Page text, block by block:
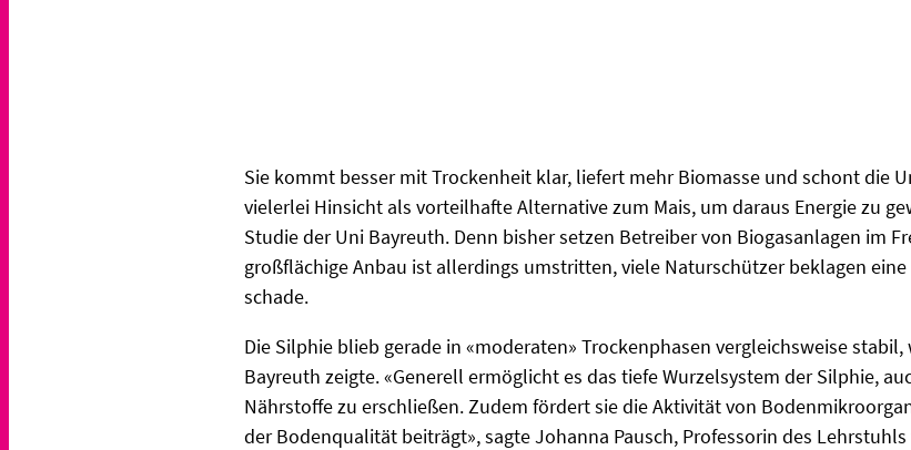
Sie kommt besser mit Trockenheit klar, liefert mehr Biomasse und schont die
vielerlei Hinsicht als vorteilhafte Alternative zum Mais, um daraus Energie zu
Studie der Uni Bayreuth. Denn bisher setzen Betreiber von Biogasanlagen im
großflächige Anbau ist allerdings umstritten, viele Naturschützer beklagen
schade.
Die Silphie blieb gerade in «moderaten» Trockenphasen vergleichsweise
Bayreuth zeigte. «Generell ermöglicht es das tiefe Wurzelsystem der Silphie,
Nährstoffe zu erschließen. Zudem fördert sie die Aktivität von
der Bodenqualität beiträgt», sagte Johanna Pausch, Professorin des